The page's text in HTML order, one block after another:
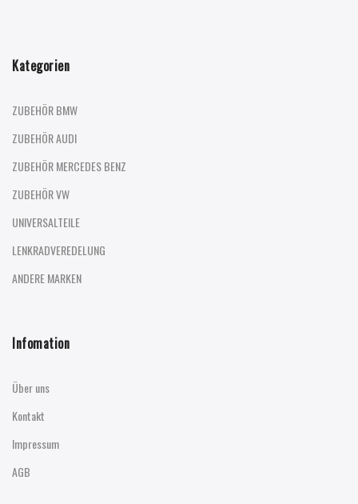
Kategorien
ZUBEHÖR BMW
ZUBEHÖR AUDI
ZUBEHÖR MERCEDES BENZ
ZUBEHÖR VW
UNIVERSALTEILE
LENKRADVEREDELUNG
ANDERE MARKEN
Infomation
Über uns
Kontakt
Impressum
AGB